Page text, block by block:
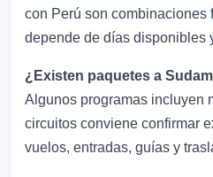
con Perú son combinaciones
depende de días disponibles
¿Existen paquetes a
Algunos programas incluyen
circuitos conviene confirmar
vuelos, entradas, guías y